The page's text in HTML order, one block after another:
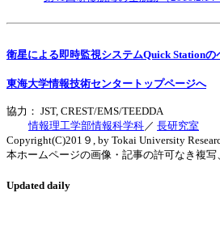
衛星による即時監視システムQuick Stationの
東海大学情報技術センタートップページへ
協力： JST, CREST/EMS/TEEDDA
情報理工学部情報科学科／ 長研究室
Copyright(C)201９, by Tokai University
本ホームページの画像・記事の許可なき複写
Updated daily